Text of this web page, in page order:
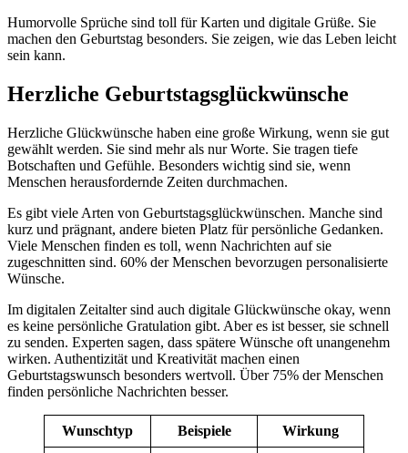
Humorvolle Sprüche sind toll für Karten und digitale Grüße. Sie
machen den Geburtstag besonders. Sie zeigen, wie das Leben leicht
sein kann.
Herzliche Geburtstagsglückwünsche
Herzliche Glückwünsche haben eine große Wirkung, wenn sie gut
gewählt werden. Sie sind mehr als nur Worte. Sie tragen tiefe
Botschaften und Gefühle. Besonders wichtig sind sie, wenn
Menschen herausfordernde Zeiten durchmachen.
Es gibt viele Arten von Geburtstagsglückwünschen. Manche sind
kurz und prägnant, andere bieten Platz für persönliche Gedanken.
Viele Menschen finden es toll, wenn Nachrichten auf sie
zugeschnitten sind. 60% der Menschen bevorzugen personalisierte
Wünsche.
Im digitalen Zeitalter sind auch digitale Glückwünsche okay, wenn
es keine persönliche Gratulation gibt. Aber es ist besser, sie schnell
zu senden. Experten sagen, dass spätere Wünsche oft unangenehm
wirken. Authentizität und Kreativität machen einen
Geburtstagswunsch besonders wertvoll. Über 75% der Menschen
finden persönliche Nachrichten besser.
Wunschtyp Beispiele Wirkung